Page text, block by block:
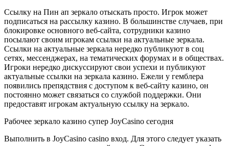
Ссылку на Пин ап зеркало отыскать просто. Игрок может
подписаться на рассылку казино. В большинстве случаев, при
блокировке основного веб-сайта, сотрудники казино
посылают своим игрокам ссылки на актуальные зеркала.
Ссылки на актуальные зеркала нередко публикуют в соц
сетях, мессенджерах, на тематических форумах и в обществах.
Игроки нередко дискуссируют свои успехи и публикуют
актуальные ссылки на зеркала казино. Ежели у гемблера
появились препядствия с доступом к веб-сайту казино, он
постоянно может связаться со службой поддержки. Они
предоставят игрокам актуальную ссылку на зеркало.
Рабочее зеркало казино супер JoyCasino сегодня
Выполнить в JoyCasino casino вход. Для этого следует указать